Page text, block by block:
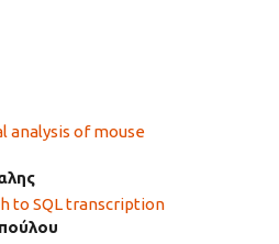
analysis of mouse
to SQL transcription